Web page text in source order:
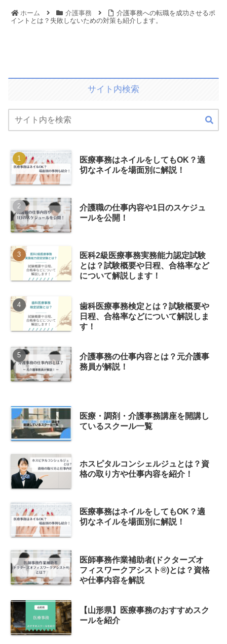
ホーム 介護事務
介護事務への転職を成功させるポ
イントとは？失敗しないための対策も紹介します。
サイト内検索
医療事務はネイルをしてもOK？適
切なネイルを場面別に解説！
介護職の仕事内容や1日のスケジュ
ールを公開！
医科2級医療事務実務能力認定試験
とは？試験概要や日程、合格率など
について解説します！
歯科医療事務検定とは？試験概要や
日程、合格率などについて解説しま
す！
介護事務の仕事内容とは？元介護事
務員が解説！
医療・調剤・介護事務講座を開講し
ているスクール一覧
ホスピタルコンシェルジュとは？資
格の取り方や仕事内容を紹介！
医療事務はネイルをしてもOK？適
切なネイルを場面別に解説！
医師事務作業補助者(ドクターズオ
フィスワークアシスト®)とは？資格
や仕事内容を解説
【山形県】医療事務のおすすめスク
ールを紹介